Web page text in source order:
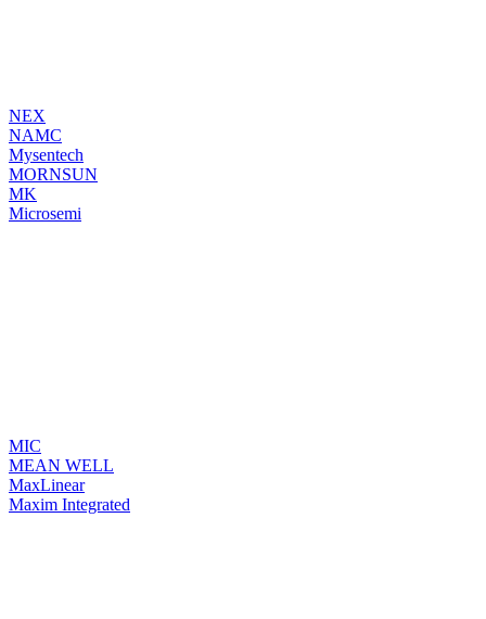
NEX
NAMC
Mysentech
MORNSUN
MK
Microsemi
MIC
MEAN WELL
MaxLinear
Maxim Integrated